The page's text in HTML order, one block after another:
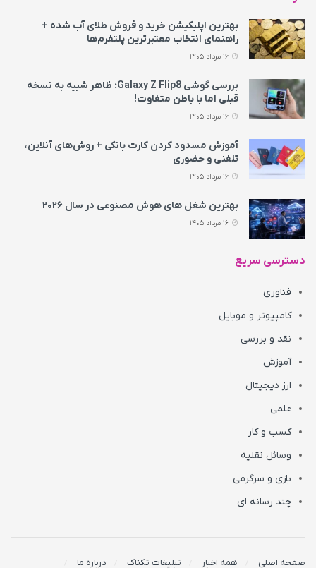
بهترین اپلیکیشن خرید و فروش طلای آب شده +
راهنمای انتخاب معتبرترین پلتفرم‌ها
بررسی گوشی Galaxy Z Flip8؛ ظاهر شبیه به نسخه
قبلی اما با باطن متفاوت!
آموزش مسدود کردن کارت بانکی + روش‌های آنلاین،
تلفنی و حضوری
بهترین شغل های هوش مصنوعی در سال ۲۰۲۶
دسترسی سریع
فناوری
کامپیوتر و موبایل
نقد و بررسی
آموزش
ارز دیجیتال
علمی
کسب و کار
وسائل نقلیه
بازی و سرگرمی
چند رسانه ای
صفحه اصلی همه اخبار تبلیغات تکناک درباره ما